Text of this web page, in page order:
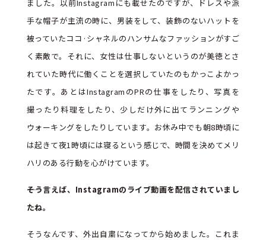
ました。以前Instagramにも載せたのですが、ドレスや派
手な帽子が主流の時に、男装をして、装飾のないハットを
被っていたココ·シャネルのハンサムなファッションがすご
く素敵で。それに、女性は仕事しないというのが美徳とさ
れていた時代に働くことを選択していたのもかっこよかっ
たです。あとはInstagramのPRの仕事をしたり、写真を
撮ったり料理をしたり、少しだけ外に出てランニングや
ウォーキングをしたりしています。お休み中でも朝8時頃に
は起きて夜1時頃には寝るという感じで、時間を決めてメリ
ハリのある行動を心がけています。
――そう言えば、Instagramのライブ動画を配信されていまし
たね。
そうなんです、外出自粛になってから始めました。これま